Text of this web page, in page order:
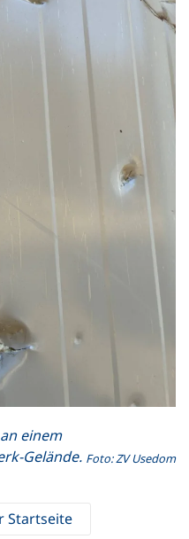
einem
Gelände. Foto: ZV Usedom
Startseite